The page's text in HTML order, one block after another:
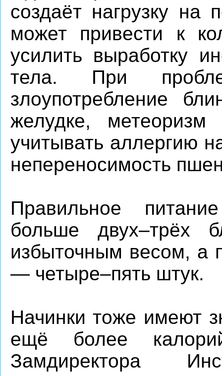
создаёт нагрузку на
может привести к
усилить выработку
тела. При
злоупотребление
желудке,
учитывать аллергию
непереносимость
Правильное
больше двух–трёх
избыточным весом, а
— четыре–пять штук.
Начинки тоже имеют
ещё более
Замдиректора